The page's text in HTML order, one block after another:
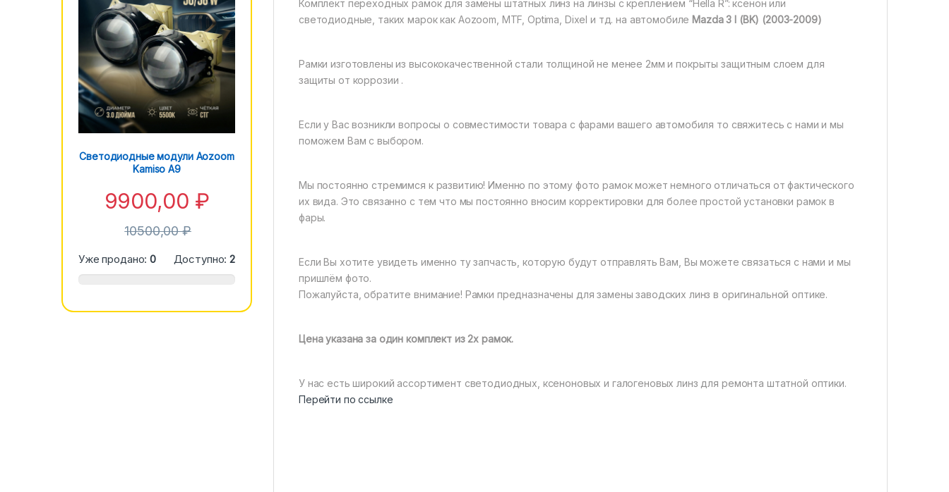
Комплект переходных рамок для замены штатных линз на линзы с креплением “Hella R”: ксенон или
светодиодные, таких марок как Aozoom, MTF, Optima, Dixel и тд. на автомобиле Mazda 3 I (BK) (2003-2009)
Рамки изготовлены из высококачественной стали толщиной не менее 2мм и покрыты защитным слоем для
защиты от коррозии .
Если у Вас возникли вопросы о совместимости товара с фарами вашего автомобиля то свяжитесь с нами и мы
поможем Вам с выбором.
Мы постоянно стремимся к развитию! Именно по этому фото рамок может немного отличаться от фактического
их вида. Это связанно с тем что мы постоянно вносим корректировки для более простой установки рамок в
фары.
Если Вы хотите увидеть именно ту запчасть, которую будут отправлять Вам, Вы можете связаться с нами и мы
пришлём фото.
Пожалуйста, обратите внимание! Рамки предназначены для замены заводских линз в оригинальной оптике.
Цена указана за один комплект из 2х рамок.
У нас есть широкий ассортимент светодиодных, ксеноновых и галогеновых линз для ремонта штатной оптики.
Перейти по ссылке
Светодиодные модули Aozoom
Kamiso A9
9900,00 ₽
10500,00₽
Уже продано:0 Доступно:2